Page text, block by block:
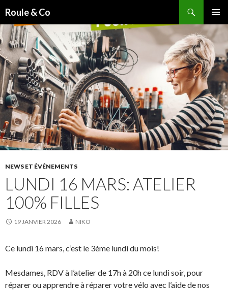
Roule & Co
MENU
AU
CONTENU
PRINCIPAL
NEWS ET ÉVÉNEMENTS
LUNDI 16 MARS: ATELIER
100% FILLES
19 JANVIER 2026 NIKO
Ce lundi 16 mars, c’est le 3ème lundi du mois!
Mesdames, RDV à l’atelier de 17h à 20h ce lundi soir, pour
réparer ou apprendre à réparer votre vélo avec l’aide de nos